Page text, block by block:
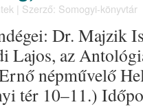
| Szerző: Somogyi-könyvtár
Dr. Majzik
Lajos, az
népművelő
tér 10–11.)